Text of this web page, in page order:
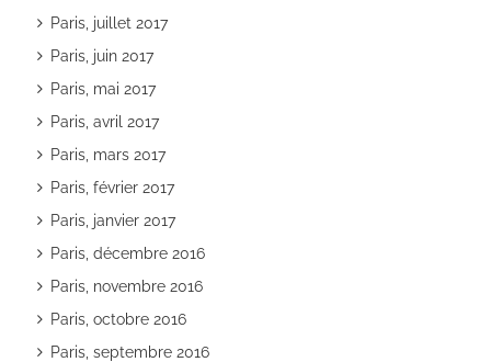
Paris, juillet 2017
Paris, juin 2017
Paris, mai 2017
Paris, avril 2017
Paris, mars 2017
Paris, février 2017
Paris, janvier 2017
Paris, décembre 2016
Paris, novembre 2016
Paris, octobre 2016
Paris, septembre 2016